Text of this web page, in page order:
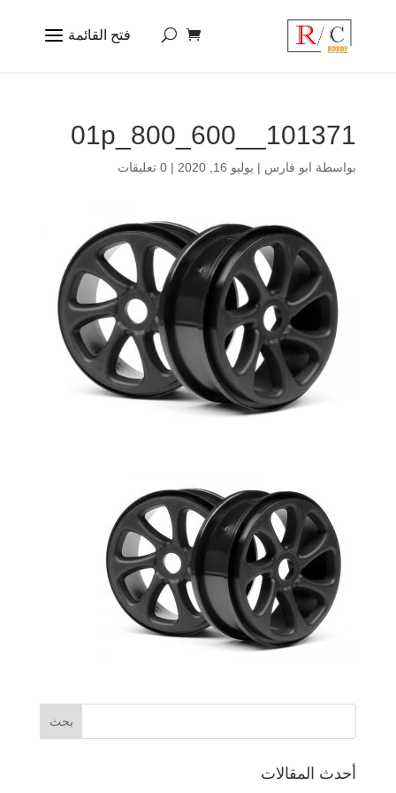
101371__01p_800_600
بواسطة ابو فارس | يوليو 16, 2020 | 0 تعليقات
أحدث المقالات